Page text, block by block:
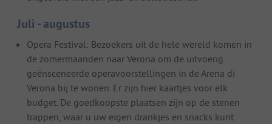
Juli - augustus
Opera Festival: Bezoekers uit de hele wereld komen in
de zomermaanden naar Verona om de uitvoerig
geënsceneerde operavoorstellingen in de Arena di
Verona bij te wonen. Er zijn hier kaartjes voor elk
budget. De goedkoopste plaatsen zijn op de stenen
trappen, waar u uw eigen drankjes en snacks kunt